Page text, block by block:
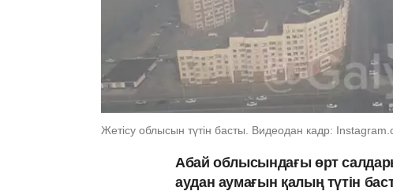
Жетісу облысын түтін басты. Видеодан кадр:
Абай облысындағы өрт
аудан аумағын қалың түтін